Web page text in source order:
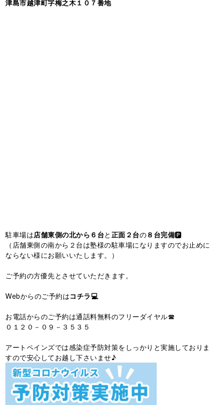
津島市越津町字梅之木１０７番地
駐車場は店舗東側の北から６台と 正面２台の８台完備🅿️
（店舗東側の南から２台は塾様の駐車場になりますのでお止めに
ならない様にお願いいたします。）
ご予約の方優先とさせていただきます。
Webからのご予約はコチラ💻
お電話からのご予約は通話料無料のフリーダイヤル☎
０１２０－０９－３５３５
アートペインズでは感染症予防対策をしっかりと実施しておりま
すので安心してお越し下さいませ♪